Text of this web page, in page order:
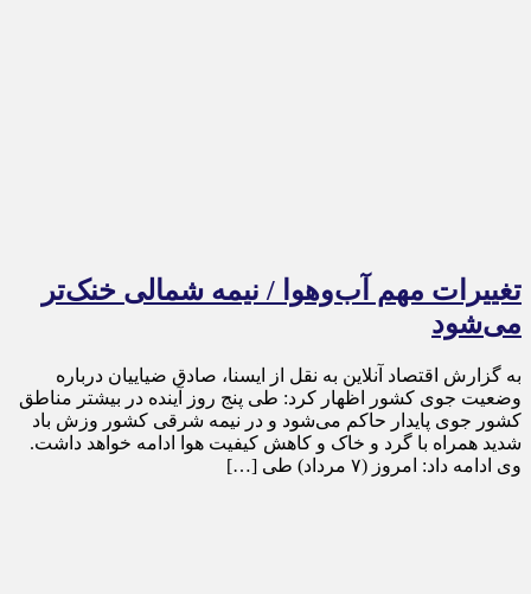
تغییرات مهم آب‌وهوا / نیمه شمالی خنک‌تر
می‌شود
به گزارش اقتصاد آنلاین به نقل از ایسنا، صادق ضیاییان درباره
وضعیت جوی کشور اظهار کرد: طی پنج روز آینده در بیشتر مناطق
کشور جوی پایدار حاکم می‌شود و در نیمه شرقی کشور وزش باد
شدید همراه با گرد و خاک و کاهش کیفیت هوا ادامه خواهد داشت.
وی ادامه داد: امروز (۷ مرداد) طی […]